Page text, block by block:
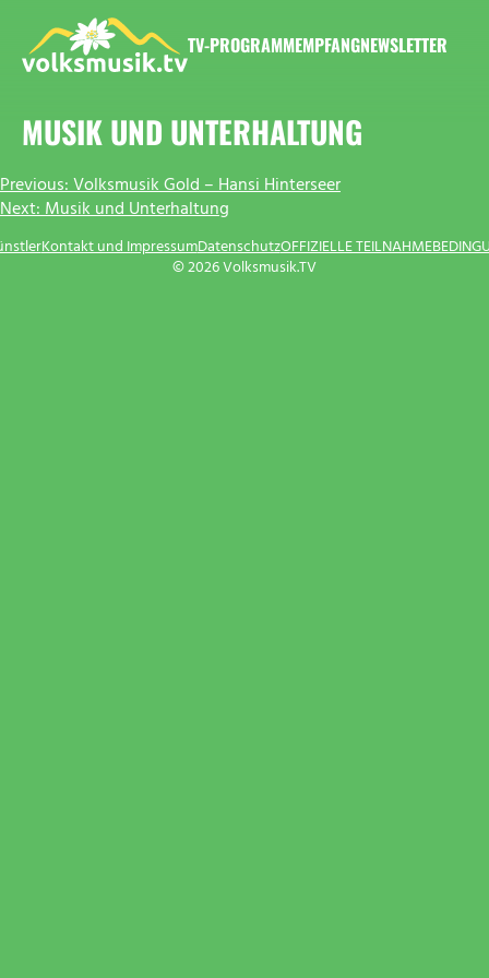
Inhalt
springen
TV-PROGRAMMEMPFANGNEWSLETTER
MUSIK UND UNTERHALTUNG
BEITRAGSNAVIGATION
Previous:Volksmusik Gold – Hansi Hinterseer
Next:Musik und Unterhaltung
© 2026 Volksmusik.TV
Kontakt und ImpressumDatenschutzOFFIZIELLE